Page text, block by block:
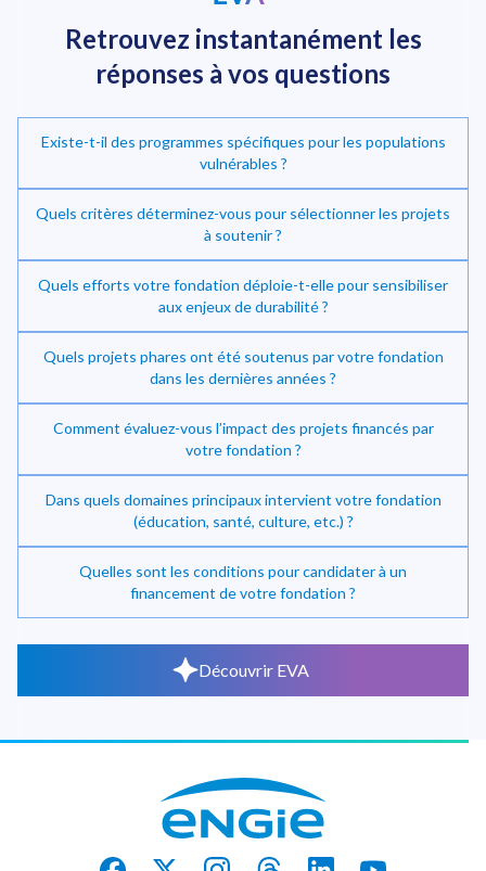
Investir dans la transition énergétique
Retrouvez instantanément les
réponses à vos questions
Existe-t-il des programmes spécifiques pour les populations
vulnérables ?
Quels critères déterminez-vous pour sélectionner les projets
à soutenir ?
Quels efforts votre fondation déploie-t-elle pour sensibiliser
aux enjeux de durabilité ?
Quels projets phares ont été soutenus par votre fondation
dans les dernières années ?
Comment évaluez-vous l’impact des projets financés par
votre fondation ?
Dans quels domaines principaux intervient votre fondation
(éducation, santé, culture, etc.) ?
Quelles sont les conditions pour candidater à un
financement de votre fondation ?
Découvrir EVA